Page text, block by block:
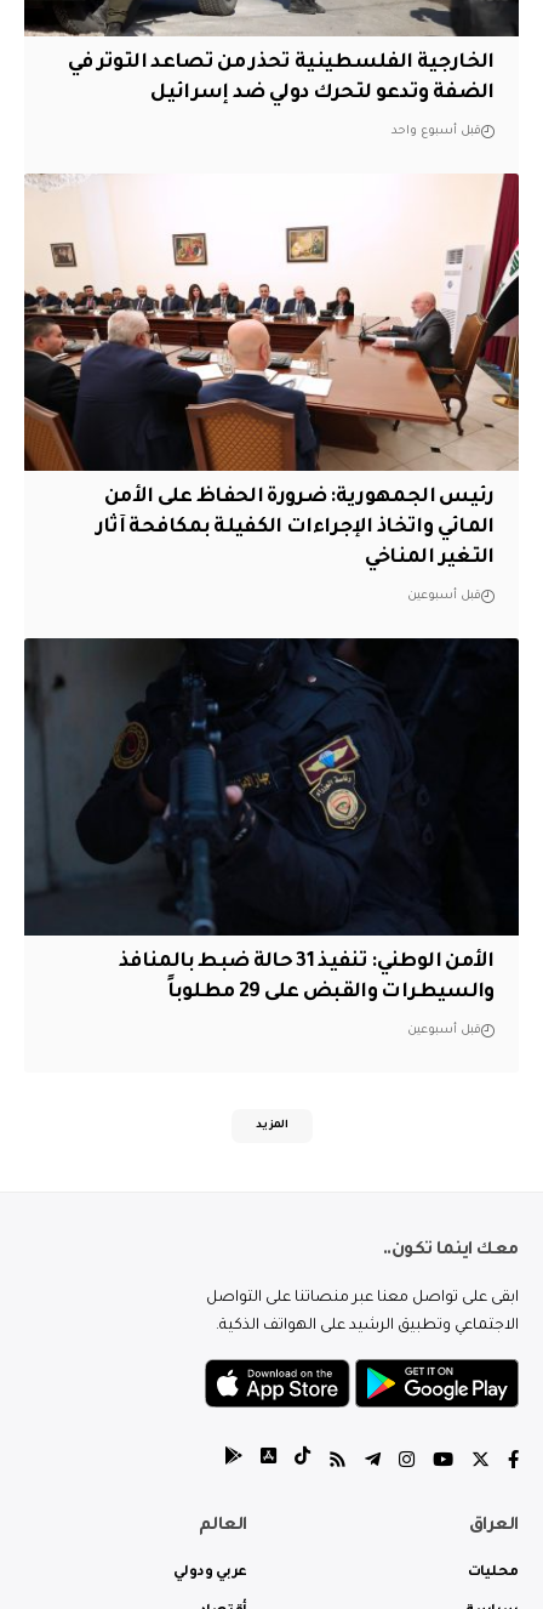
الخارجية الفلسطينية تحذر من تصاعد التوتر في
الضفة وتدعو لتحرك دولي ضد إسرائيل
قبل أسبوع واحد
رئيس الجمهورية: ضرورة الحفاظ على الأمن
المائي واتخاذ الإجراءات الكفيلة بمكافحة آثار
التغير المناخي
قبل أسبوعين
الأمن الوطني: تنفيذ 31 حالة ضبط بالمنافذ
والسيطرات والقبض على 29 مطلوباً
قبل أسبوعين
المزيد
معك اينما تكون..
ابقى على تواصل معنا عبر منصاتنا على التواصل
الاجتماعي وتطبيق الرشيد على الهواتف الذكية.
العراق
محليات
العالم
عربي ودولي